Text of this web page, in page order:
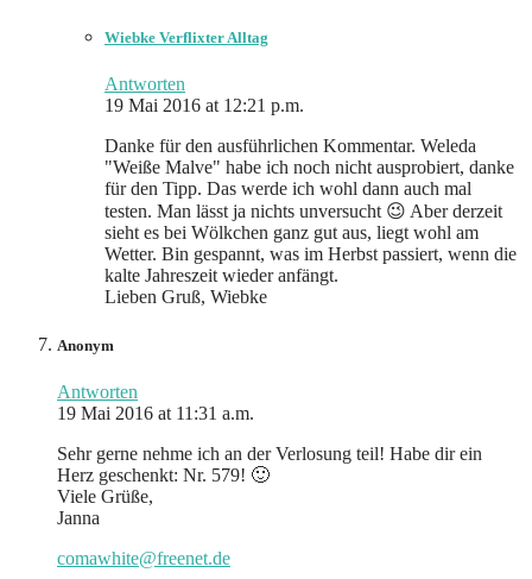
Wiebke Verflixter Alltag
Antworten
19 Mai 2016 at 12:21 p.m.
Danke für den ausführlichen Kommentar. Weleda
"Weiße Malve" habe ich noch nicht ausprobiert, danke
für den Tipp. Das werde ich wohl dann auch mal
testen. Man lässt ja nichts unversucht 😉 Aber derzeit
sieht es bei Wölkchen ganz gut aus, liegt wohl am
Wetter. Bin gespannt, was im Herbst passiert, wenn die
kalte Jahreszeit wieder anfängt.
Lieben Gruß, Wiebke
Anonym
Antworten
19 Mai 2016 at 11:31 a.m.
Sehr gerne nehme ich an der Verlosung teil! Habe dir ein
Herz geschenkt: Nr. 579! 🙂
Viele Grüße,
Janna
comawhite@freenet.de